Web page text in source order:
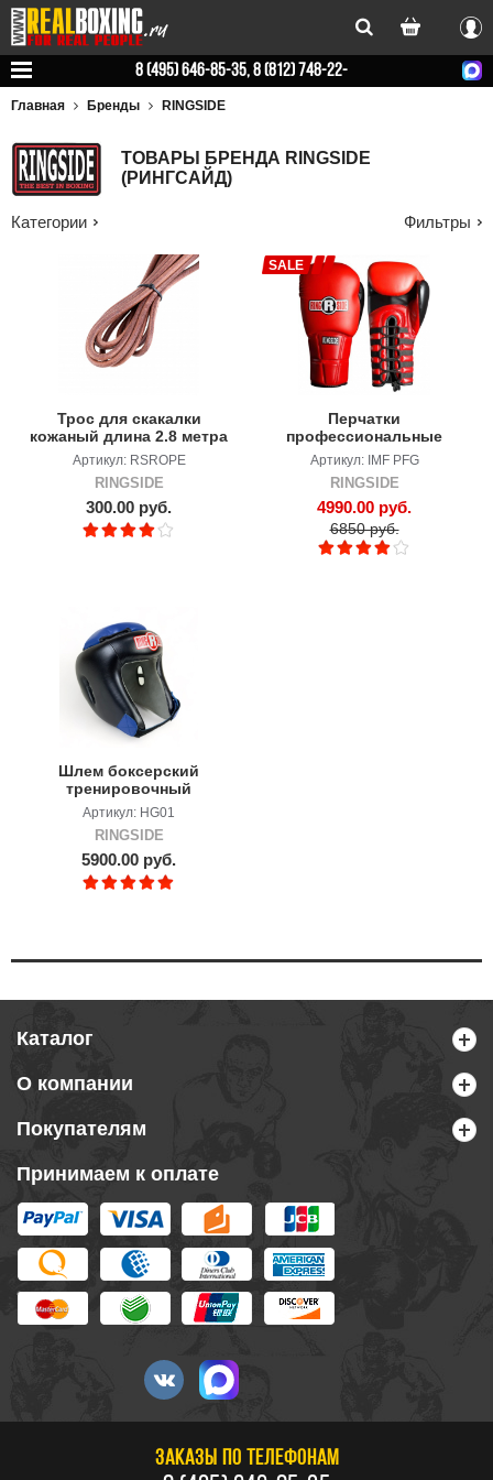
Вход
8 (495) 646-85-35, 8 (812) 748-22-
Главная Бренды RINGSIDE
ТОВАРЫ БРЕНДА RINGSIDE
(РИНГСАЙД)
Категории Фильтры
Трос для скакалки
кожаный длина 2.8 метра
Артикул: RSROPE
RINGSIDE
300.00 руб.
SALE
Перчатки
профессиональные
RINGSIDE
Артикул: IMF PFG
RINGSIDE
4990.00 руб.
6850 руб.
Шлем боксерский
тренировочный
RINGSIDE Combat
Grappling
Артикул: HG01
RINGSIDE
5900.00 руб.
Каталог
О компании
Покупателям
Принимаем к оплате
ЗАКАЗЫ ПО ТЕЛЕФОНАМ